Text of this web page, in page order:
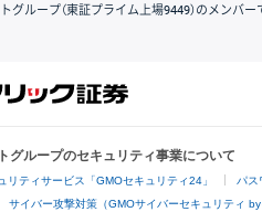
グループ（東証プライム上場9449）のメンバー
グループのセキュリティ事業について
リティサービス「GMOセキュリティ24」 パス
サイバー攻撃対策（GMOサイバーセキュリティ by